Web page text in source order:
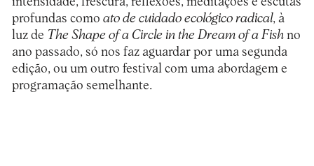
profundas como ato de cuidado ecológico radical, à
luz de The Shape of a Circle in the Dream of a Fishno
ano passado, só nos faz aguardar por uma segunda
edição, ou um outro festival com uma abordagem e
programação semelhante.